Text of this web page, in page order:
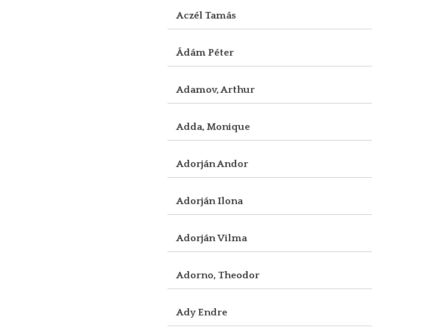
Aczél Tamás
Ádám Péter
Adamov, Arthur
Adda, Monique
Adorján Andor
Adorján Ilona
Adorján Vilma
Adorno, Theodor
Ady Endre